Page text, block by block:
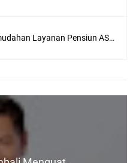
Bupati Asmar Dorong Kemudahan Layanan Pensiun ASN melalui Sinergi dengan BRK Syariah